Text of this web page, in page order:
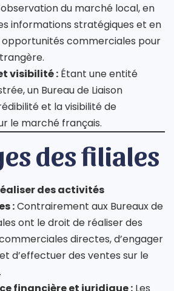
du marché local, en
informations stratégiques et en
commerciales pour
visibilité : Étant une entité
un Bureau de Liaison
et la visibilité de
le marché français.
des filiales
des activités
:Contrairement aux Bureaux de
ont le droit de réaliser des
directes, d’engager
d’effectuer des ventes sur le
financière et juridique : Les